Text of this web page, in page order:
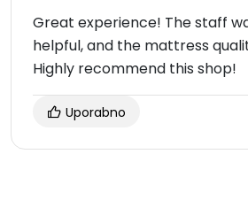
Great experience! The staff
helpful, and the mattress
Highly recommend this shop!
Uporabno